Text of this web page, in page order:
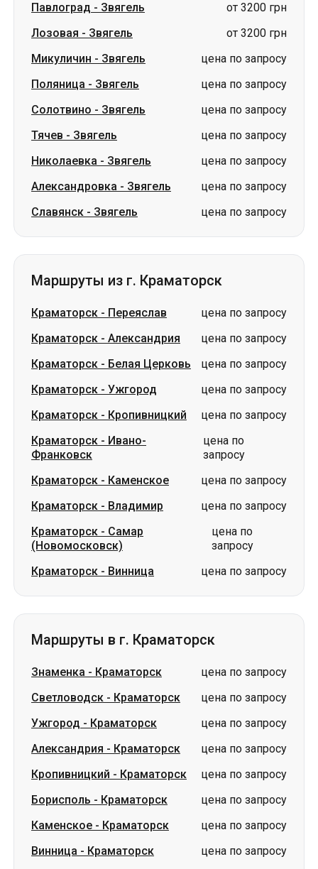
Павлоград - Звягель
от 3200 грн
Лозовая - Звягель
от 3200 грн
Микуличин - Звягель
цена по запросу
Поляница - Звягель
цена по запросу
Солотвино - Звягель
цена по запросу
Тячев - Звягель
цена по запросу
Николаевка - Звягель
цена по запросу
Александровка - Звягель
цена по запросу
Славянск - Звягель цена по запросу
Маршруты из г. Краматорск
Краматорск - Переяслав
цена по запросу
Краматорск - Александрия
цена по запросу
Краматорск - Белая Церковь
цена по запросу
Краматорск - Ужгород
цена по запросу
Краматорск - Кропивницкий
цена по запросу
Краматорск - Ивано-
Франковск
цена по
запросу
Краматорск - Каменское
цена по запросу
Краматорск - Владимир
цена по запросу
Краматорск - Самар
(Новомосковск)
цена по
запросу
Краматорск - Винница цена по запросу
Маршруты в г. Краматорск
Знаменка - Краматорск
цена по запросу
Светловодск - Краматорск
цена по запросу
Ужгород - Краматорск
цена по запросу
Александрия - Краматорск
цена по запросу
Кропивницкий - Краматорск
цена по запросу
Борисполь - Краматорск
цена по запросу
Каменское - Краматорск
цена по запросу
Винница - Краматорск
цена по запросу